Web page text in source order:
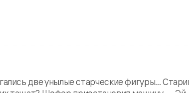
две унылые старческие фигуры...